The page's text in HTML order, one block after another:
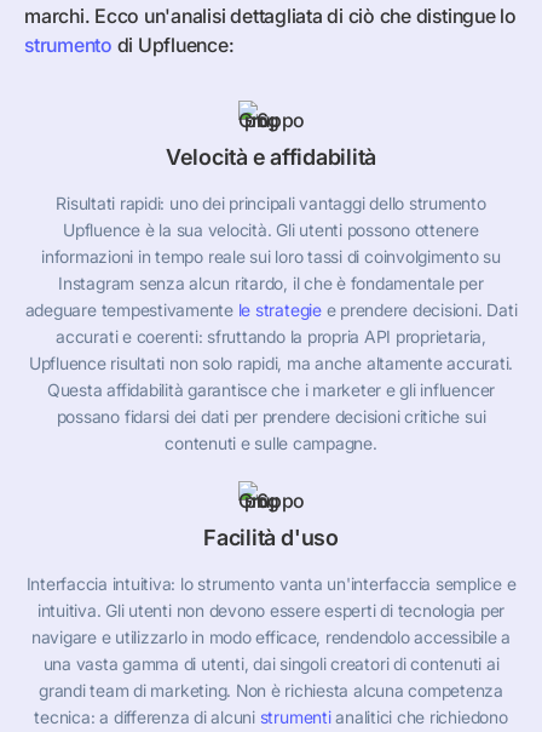
marchi. Ecco un'analisi dettagliata di ciò che distingue lo
strumento di Upfluence:
Velocità e affidabilità
Risultati rapidi: uno dei principali vantaggi dello strumento
Upfluence è la sua velocità. Gli utenti possono ottenere
informazioni in tempo reale sui loro tassi di coinvolgimento su
Instagram senza alcun ritardo, il che è fondamentale per
adeguare tempestivamente le strategiee prendere decisioni. Dati
accurati e coerenti: sfruttando la propria API proprietaria,
Upfluence risultati non solo rapidi, ma anche altamente accurati.
Questa affidabilità garantisce che i marketer e gli influencer
possano fidarsi dei dati per prendere decisioni critiche sui
contenuti e sulle campagne.
Facilità d'uso
Interfaccia intuitiva: lo strumento vanta un'interfaccia semplice e
intuitiva. Gli utenti non devono essere esperti di tecnologia per
navigare e utilizzarlo in modo efficace, rendendolo accessibile a
una vasta gamma di utenti, dai singoli creatori di contenuti ai
grandi team di marketing. Non è richiesta alcuna competenza
tecnica: a differenza di alcuni strumentianalitici che richiedono